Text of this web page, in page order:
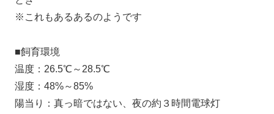
※これもあるあるのようです
■飼育環境
温度：26.5℃～28.5℃
湿度：48%～85%
陽当り：真っ暗ではない、夜の約３時間電球灯